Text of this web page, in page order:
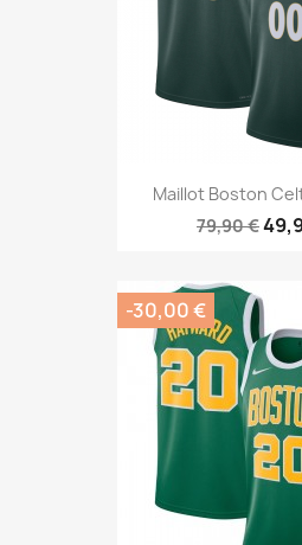
Maillot Boston
79,90 €
-30,00 €